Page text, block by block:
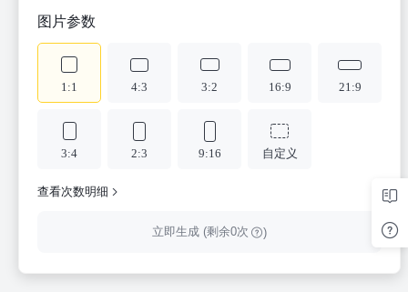
图片参数
1:1 4:3 3:2 16:9 21:9
3:4 2:3 9:16 自定义
查看次数明细
立即生成 (剩余0次 )